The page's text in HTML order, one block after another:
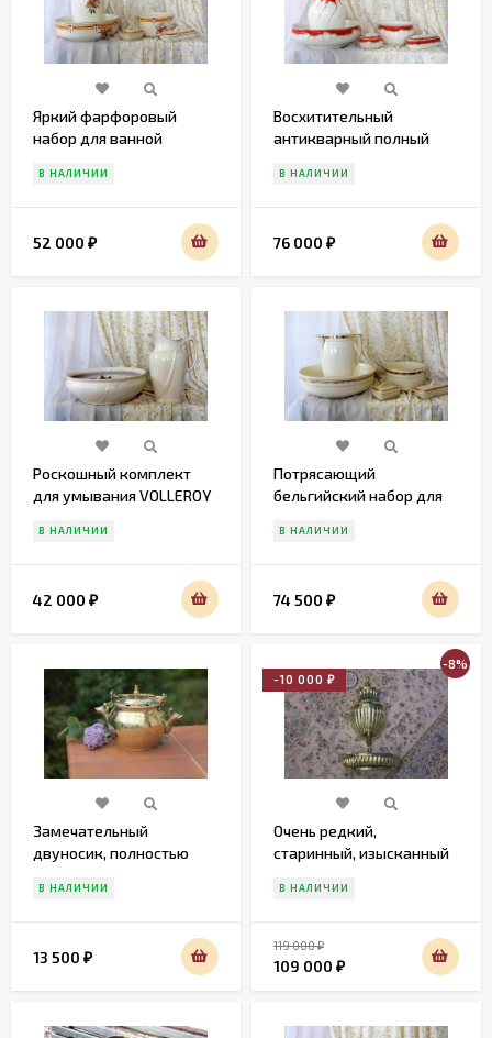
Яркий фарфоровый
набор для ванной
В НАЛИЧИИ
52 000 ₽
Восхитительный
антикварный полный
комнаты
В НАЛИЧИИ
76 000 ₽
Роскошный комплект
для умывания VOLLEROY
В НАЛИЧИИ
42 000 ₽
Потрясающий
бельгийский набор для
LA Louviere
В НАЛИЧИИ
74 500 ₽
Замечательный
двуносик, полностью
мыть руки
В НАЛИЧИИ
13 500 ₽
-8%
-10 000
₽
Очень редкий,
старинный, изысканный
В НАЛИЧИИ
119 000₽
109 000 ₽